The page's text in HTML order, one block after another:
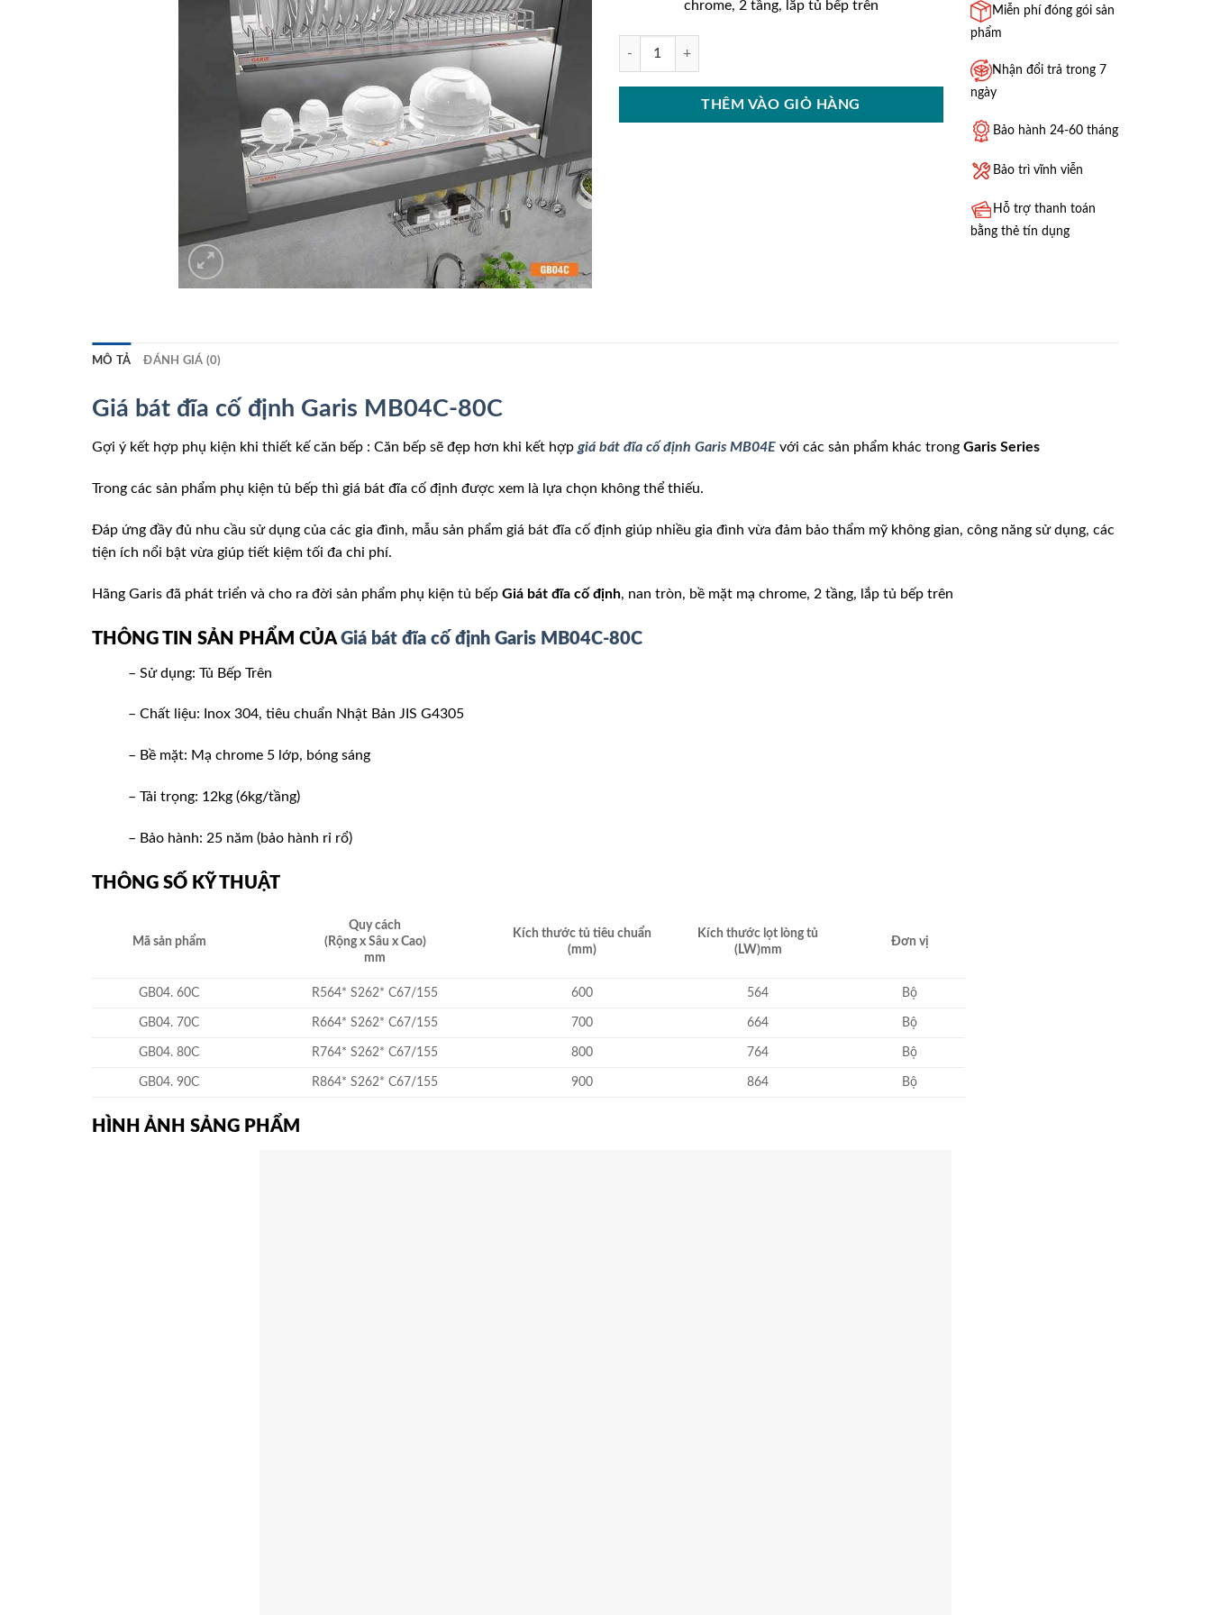
chrome, 2 tầng, lắp tủ bếp trên
Giá bát đĩa cố định Garis MB04C-80C số lượng
THÊM VÀO GIỎ HÀNG
Miễn phí đóng gói sản
phẩm
Nhận đổi trả trong 7
ngày
Bảo hành 24-60 tháng
Bảo trì vĩnh viễn
Hỗ trợ thanh toán
bằng thẻ tín dụng
MÔ TẢ ĐÁNH GIÁ (0)
Giá bát đĩa cố định Garis MB04C-80C
Gợi ý kết hợp phụ kiện khi thiết kế căn bếp : Căn bếp sẽ đẹp hơn khi kết hợp giá bát đĩa cố định Garis MB04E với các sản phẩm khác trong Garis Series
Trong các sản phẩm phụ kiện tủ bếp thì giá bát đĩa cố định được xem là lựa chọn không thể thiếu.
Đáp ứng đầy đủ nhu cầu sử dụng của các gia đình, mẫu sản phẩm giá bát đĩa cố định giúp nhiều gia đình vừa đảm bảo thẩm mỹ không gian, công năng sử dụng, các
tiện ích nổi bật vừa giúp tiết kiệm tối đa chi phí.
Hãng Garis đã phát triển và cho ra đời sản phẩm phụ kiện tủ bếp Giá bát đĩa cố định, nan tròn, bề mặt mạ chrome, 2 tầng, lắp tủ bếp trên
THÔNG TIN SẢN PHẨM CỦA Giá bát đĩa cố định Garis MB04C-80C
– Sử dụng: Tủ Bếp Trên
– Chất liệu: Inox 304, tiêu chuẩn Nhật Bản JIS G4305
– Bề mặt: Mạ chrome 5 lớp, bóng sáng
– Tải trọng: 12kg (6kg/tầng)
– Bảo hành: 25 năm (bảo hành rỉ rổ)
THÔNG SỐ KỸ THUẬT
Mã sản phẩm
Quy cách
(Rộng x Sâu x Cao)
mm
Kích thước tủ tiêu chuẩn
(mm)
Kích thước lọt lòng tủ
(LW)mm
Đơn vị
GB04. 60C R564* S262* C67/155 600 564 Bộ
GB04. 70C R664* S262* C67/155 700 664 Bộ
GB04. 80C R764* S262* C67/155 800 764 Bộ
GB04. 90C R864* S262* C67/155 900 864 Bộ
HÌNH ẢNH SẢNG PHẨM